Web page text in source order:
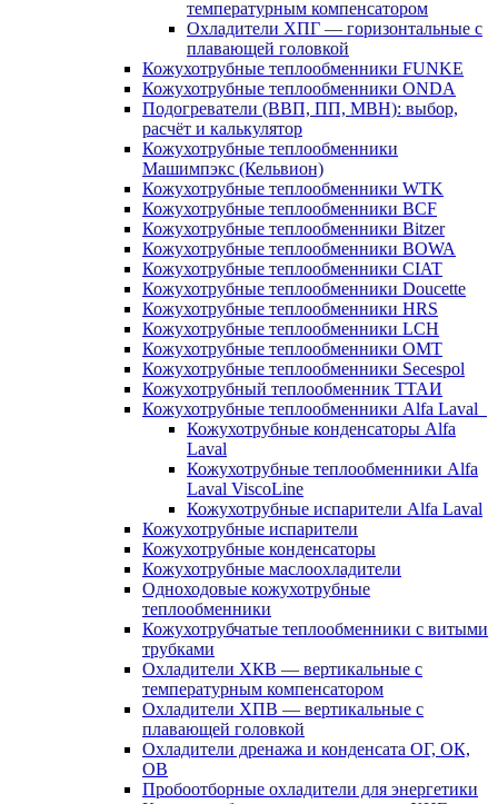
температурным компенсатором
Охладители ХПГ — горизонтальные с
плавающей головкой
Кожухотрубные теплообменники FUNKE
Кожухотрубные теплообменники ONDA
Подогреватели (ВВП, ПП, МВН): выбор,
расчёт и калькулятор
Кожухотрубные теплообменники
Машимпэкс (Кельвион)
Кожухотрубные теплообменники WTK
Кожухотрубные теплообменники BCF
Кожухотрубные теплообменники Bitzer
Кожухотрубные теплообменники BOWA
Кожухотрубные теплообменники CIAT
Кожухотрубные теплообменники Doucette
Кожухотрубные теплообменники HRS
Кожухотрубные теплообменники LCH
Кожухотрубные теплообменники OMT
Кожухотрубные теплообменники Secespol
Кожухотрубный теплообменник ТТАИ
Кожухотрубные теплообменники Alfa Laval
Кожухотрубные конденсаторы Alfa
Laval
Кожухотрубные теплообменники Alfa
Laval ViscoLine
Кожухотрубные испарители Alfa Laval
Кожухотрубные испарители
Кожухотрубные конденсаторы
Кожухотрубные маслоохладители
Одноходовые кожухотрубные
теплообменники
Кожухотрубчатые теплообменники с витыми
трубками
Охладители ХКВ — вертикальные с
температурным компенсатором
Охладители ХПВ — вертикальные с
плавающей головкой
Охладители дренажа и конденсата ОГ, ОК,
ОВ
Пробоотборные охладители для энергетики